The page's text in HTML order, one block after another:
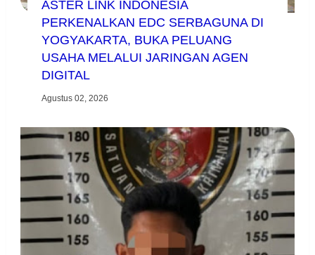
ASTER LINK INDONESIA
PERKENALKAN EDC SERBAGUNA DI
YOGYAKARTA, BUKA PELUANG
USAHA MELALUI JARINGAN AGEN
DIGITAL
Agustus 02, 2026